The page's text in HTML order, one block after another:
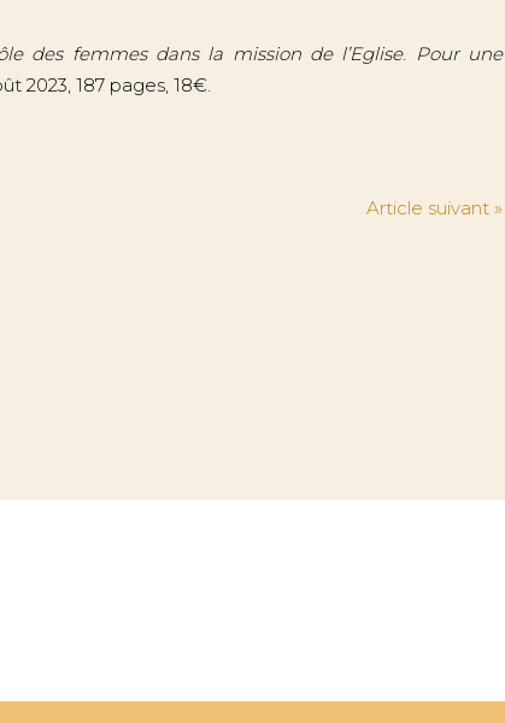
des femmes dans la mission de l’Eglise. Pour une
2023, 187 pages, 18€.
Article suivant »